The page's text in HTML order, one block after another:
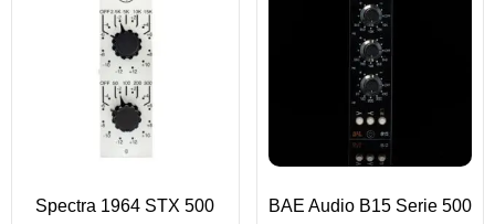
Spectra 1964 STX 500
BAE Audio B15 Serie 500